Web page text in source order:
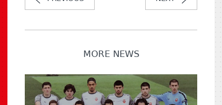
MORE NEWS